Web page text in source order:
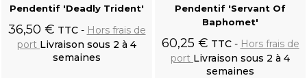
Pendentif 'Deadly Trident'
36,50 € TTC
Hors frais de
port Livraison sous 2 à 4
semaines
Pendentif 'Servant Of
Baphomet'
60,25 € TTC
Hors frais de
port Livraison sous 2 à 4
semaines